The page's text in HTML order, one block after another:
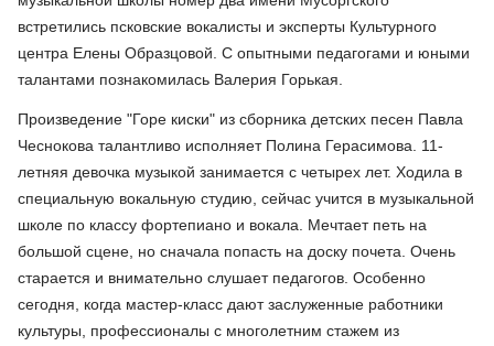
встретились псковские вокалисты и эксперты Культурного
центра Елены Образцовой. С опытными педагогами и юными
талантами познакомилась Валерия Горькая.
Произведение "Горе киски" из сборника детских песен Павла
Чеснокова талантливо исполняет Полина Герасимова. 11-
летняя девочка музыкой занимается с четырех лет. Ходила в
специальную вокальную студию, сейчас учится в музыкальной
школе по классу фортепиано и вокала. Мечтает петь на
большой сцене, но сначала попасть на доску почета. Очень
старается и внимательно слушает педагогов. Особенно
сегодня, когда мастер-класс дают заслуженные работники
культуры, профессионалы с многолетним стажем из